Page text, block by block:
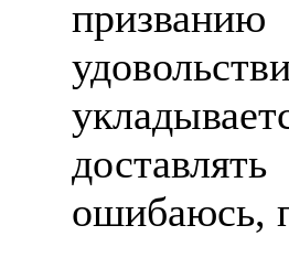
ошибаюсь,